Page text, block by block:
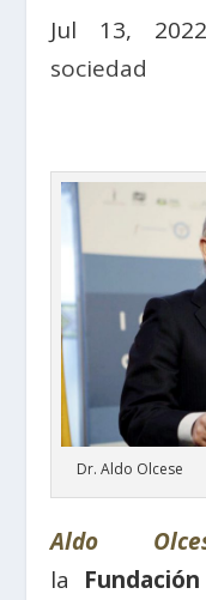
Jul 13, 2022
sociedad
Dr. Aldo Olcese
Aldo
la